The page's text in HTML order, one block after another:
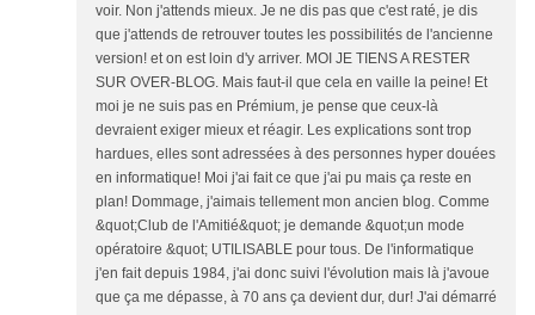
voir. Non j'attends mieux. Je ne dis pas que c'est raté, je dis
que j'attends de retrouver toutes les possibilités de l'ancienne
version! et on est loin d'y arriver. MOI JE TIENS A RESTER
SUR OVER-BLOG. Mais faut-il que cela en vaille la peine! Et
moi je ne suis pas en Prémium, je pense que ceux-là
devraient exiger mieux et réagir. Les explications sont trop
hardues, elles sont adressées à des personnes hyper douées
en informatique! Moi j'ai fait ce que j'ai pu mais ça reste en
plan! Dommage, j'aimais tellement mon ancien blog. Comme
&quot;Club de l'Amitié&quot; je demande &quot;un mode
opératoire &quot; UTILISABLE pour tous. De l'informatique
j'en fait depuis 1984, j'ai donc suivi l'évolution mais là j'avoue
que ça me dépasse, à 70 ans ça devient dur, dur! J'ai démarré